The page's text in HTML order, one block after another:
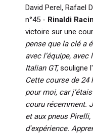
David Perel, Rafael
n°45 - Rinaldi
victoire sur une
pense que la clé a
avec l’équipe,
Italian GT,souligne
Cette course de 24
pour moi, car
couru récemment.
et aux pneus
d'expérience.